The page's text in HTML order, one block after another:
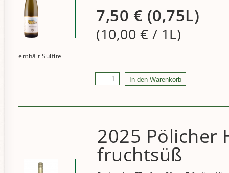
7,50 € (0,75L)
(10,00 € / 1L)
2025 Pölicher
fruchtsüß